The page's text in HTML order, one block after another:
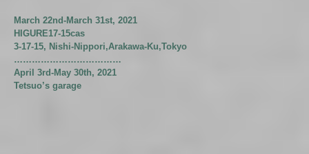
March 22nd-March 31st, 2021
HIGURE17-15cas
3-17-15, Nishi-Nippori,Arakawa-Ku,Tokyo
………………………………
April 3rd-May 30th, 2021
Tetsuo’s garage